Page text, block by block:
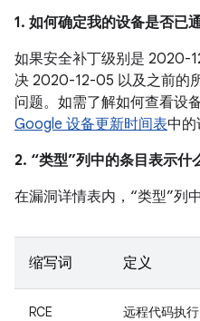
1. 如何确定我的设备是否已
如果安全补丁级别是 2020-
决 2020-12-05 以及之前的
问题。如需了解如何查看设
Google 设备更新时间表中的
2. “类型”列中的条目表示什
在漏洞详情表内，“类型”列
缩写词 定义
RCE 远程代码执行